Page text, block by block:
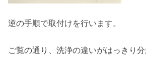
逆の手順で取付けを行います。
ご覧の通り、洗浄の違いがはっきり分